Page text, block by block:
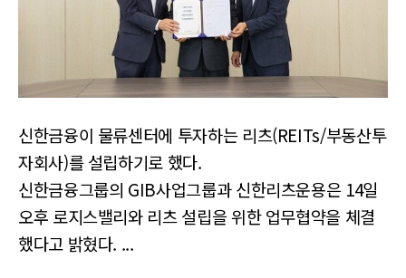
신한금융이 물류센터에 투자하는 리츠(REITs/부동산투
자회사)를 설립하기로 했다.
신한금융그룹의 GIB사업그룹과 신한리츠운용은 14일
오후 로지스밸리와 리츠 설립을 위한 업무협약을 체결
했다고 밝혔다. ...